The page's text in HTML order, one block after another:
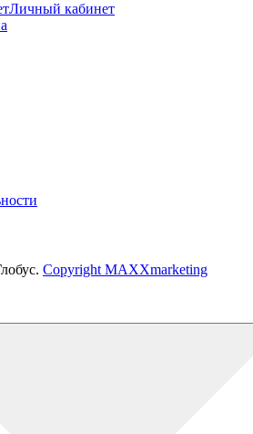
Личный кабинет
Copyright MAXXmarketing